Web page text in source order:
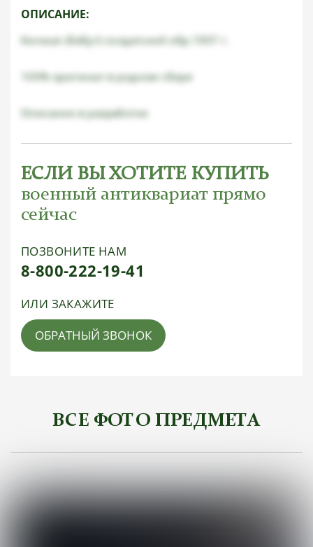
ОПИСАНИЕ:
Кинжал (бебут) солдатский обр.1907 г.
100% оригинал в родном сборе
Описание в разработке
ЕСЛИ ВЫ ХОТИТЕ КУПИТЬ
военный антиквариат прямо
сейчас
ПОЗВОНИТЕ НАМ
8-800-222-19-41
ИЛИ ЗАКАЖИТЕ
ОБРАТНЫЙ ЗВОНОК
ВСЕ ФОТО ПРЕДМЕТА